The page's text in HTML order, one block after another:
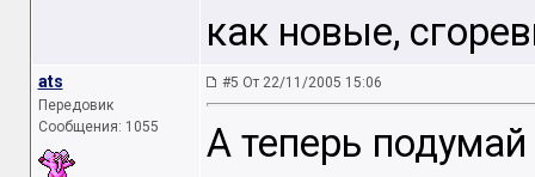
как новые,
ats
Передовик
Сообщения: 1055
#5 От 22/11/2005 15:06
А теперь